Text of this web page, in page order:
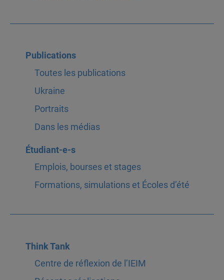
Publications
Toutes les publications
Ukraine
Portraits
Dans les médias
Étudiant-e-s
Emplois, bourses et stages
Formations, simulations et Écoles d’été
Think Tank
Centre de réflexion de l’IEIM